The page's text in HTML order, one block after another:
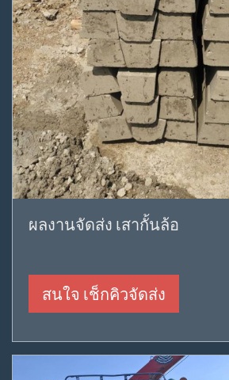
ผลงานจัดส่ง เสากั้นล้อ
สนใจ เช็กคิวจัดส่ง